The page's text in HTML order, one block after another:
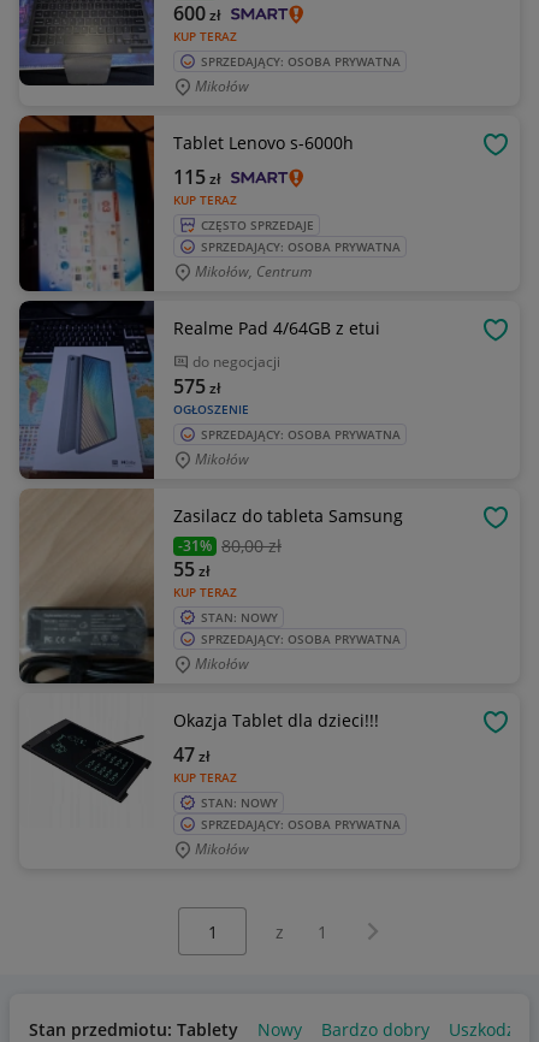
KUP TERAZ
600zł
SPRZEDAJĄCY: OSOBA PRYWATNA
Mikołów
Tablet Lenovo s-6000h
KUP TERAZ
115zł
CZĘSTO SPRZEDAJE
SPRZEDAJĄCY: OSOBA PRYWATNA
Mikołów, Centrum
Realme Pad 4/64GB z etui
do negocjacji
OGŁOSZENIE
575zł
SPRZEDAJĄCY: OSOBA PRYWATNA
Mikołów
Zasilacz do tableta Samsung
-31% 80,00 zł
KUP TERAZ
55zł
STAN: NOWY
SPRZEDAJĄCY: OSOBA PRYWATNA
Mikołów
Okazja Tablet dla dzieci!!!
KUP TERAZ
47zł
STAN: NOWY
SPRZEDAJĄCY: OSOBA PRYWATNA
Mikołów
z 1 Następna strona
Stan przedmiotu: Tablety Nowy Bardzo dobry